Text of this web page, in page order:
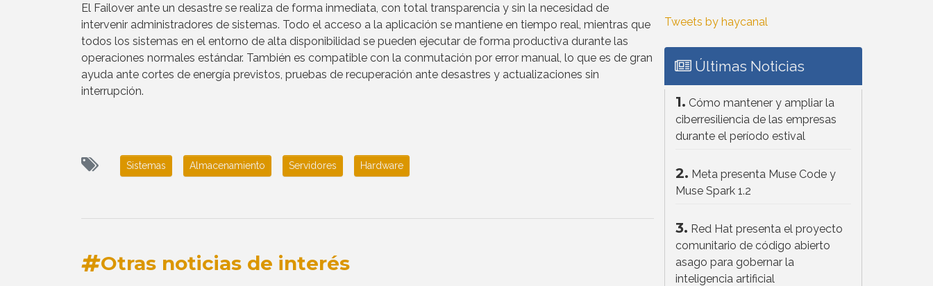
El Failover ante un desastre se realiza de forma inmediata, con total transparencia y sin la necesidad de
intervenir administradores de sistemas. Todo el acceso a la aplicación se mantiene en tiempo real, mientras que
todos los sistemas en el entorno de alta disponibilidad se pueden ejecutar de forma productiva durante las
operaciones normales estándar. También es compatible con la conmutación por error manual, lo que es de gran
ayuda ante cortes de energía previstos, pruebas de recuperación ante desastres y actualizaciones sin
interrupción.
Sistemas Almacenamiento Servidores Hardware
Otras noticias de interés
Tweets by haycanal
Últimas Noticias
1. Cómo mantener y ampliar la
ciberresiliencia de las empresas
durante el período estival
2. Meta presenta Muse Code y
Muse Spark 1.2
3. Red Hat presenta el proyecto
comunitario de código abierto
asago para gobernar la
inteligencia artificial